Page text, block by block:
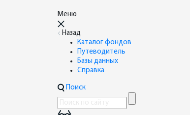
Меню
Назад
Каталог фондов
Путеводитель
Базы данных
Справка
Поиск